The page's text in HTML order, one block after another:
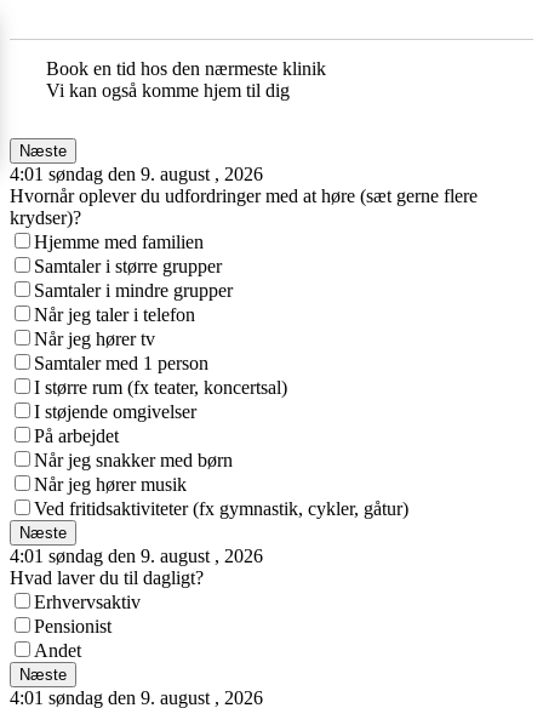
Book en tid hos den nærmeste klinik
Vi kan også komme hjem til dig
Næste
4:01 søndag den 9. august , 2026
Hvornår oplever du udfordringer med at høre (sæt gerne flere
krydser)?
Hjemme med familien
Samtaler i større grupper
Samtaler i mindre grupper
Når jeg taler i telefon
Når jeg hører tv
Samtaler med 1 person
I større rum (fx teater, koncertsal)
I støjende omgivelser
På arbejdet
Når jeg snakker med børn
Når jeg hører musik
Ved fritidsaktiviteter (fx gymnastik, cykler, gåtur)
Næste
4:01 søndag den 9. august , 2026
Hvad laver du til dagligt?
Erhvervsaktiv
Pensionist
Andet
Næste
4:01 søndag den 9. august , 2026